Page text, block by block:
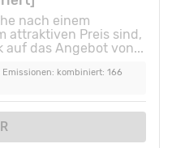
nach einem
attraktiven Preis sind,
auf das Angebot von...
kombiniert: 166